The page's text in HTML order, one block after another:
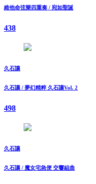
維他命弦樂四重奏 / 宛如聖誕
438
久石讓
久石讓 / 夢幻精粹 久石讓Vol. 2
498
久石讓
久石讓 / 魔女宅急便 交響組曲